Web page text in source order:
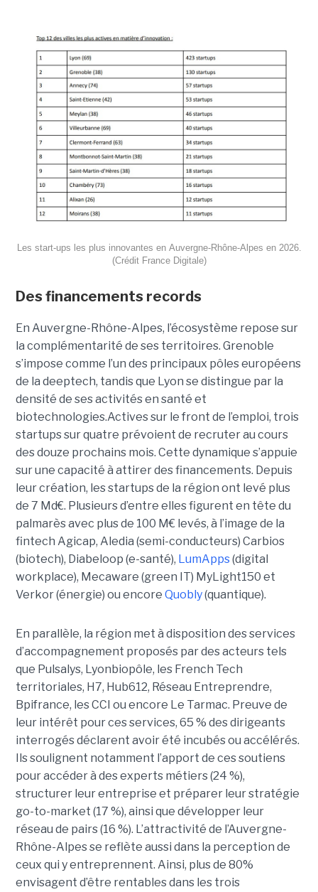
Les start-ups les plus innovantes en Auvergne-Rhône-Alpes en 2026.
(Crédit France Digitale)
Des financements records
En Auvergne-Rhône-Alpes, l’écosystème repose sur
la complémentarité de ses territoires. Grenoble
s’impose comme l’un des principaux pôles européens
de la deeptech, tandis que Lyon se distingue par la
densité de ses activités en santé et
biotechnologies.Actives sur le front de l’emploi, trois
startups sur quatre prévoient de recruter au cours
des douze prochains mois. Cette dynamique s’appuie
sur une capacité à attirer des financements. Depuis
leur création, les startups de la région ont levé plus
de 7 Md€. Plusieurs d’entre elles figurent en tête du
palmarès avec plus de 100 M€ levés, à l’image de la
fintech Agicap, Aledia (semi-conducteurs) Carbios
(biotech), Diabeloop (e-santé), LumApps(digital
workplace), Mecaware (green IT) MyLight150 et
Verkor (énergie) ou encore Quobly(quantique).
En parallèle, la région met à disposition des services
d’accompagnement proposés par des acteurs tels
que Pulsalys, Lyonbiopôle, les French Tech
territoriales, H7, Hub612, Réseau Entreprendre,
Bpifrance, les CCI ou encore Le Tarmac. Preuve de
leur intérêt pour ces services, 65 % des dirigeants
interrogés déclarent avoir été incubés ou accélérés.
Ils soulignent notamment l’apport de ces soutiens
pour accéder à des experts métiers (24 %),
structurer leur entreprise et préparer leur stratégie
go-to-market (17 %), ainsi que développer leur
réseau de pairs (16 %). L’attractivité de l’Auvergne-
Rhône-Alpes se reflète aussi dans la perception de
ceux qui y entreprennent. Ainsi, plus de 80%
envisagent d’être rentables dans les trois